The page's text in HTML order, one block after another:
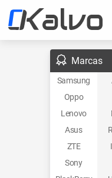
Marcas
Samsung
Oppo
Lenovo
Asus
ZTE
Sony